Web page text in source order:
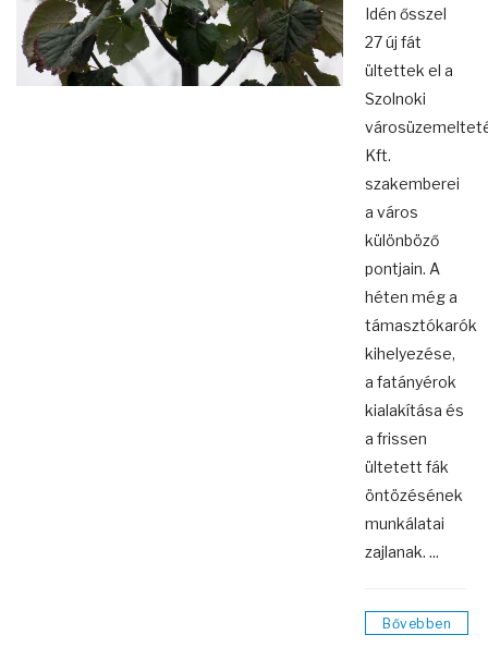
Idén ősszel
27 új fát
ültettek el a
Szolnoki
Kft.
szakemberei
a város
különböző
pontjain. A
héten még a
támasztókarók
kihelyezése,
a fatányérok
kialakítása és
a frissen
ültetett fák
öntözésének
munkálatai
zajlanak. ...
Bővebben